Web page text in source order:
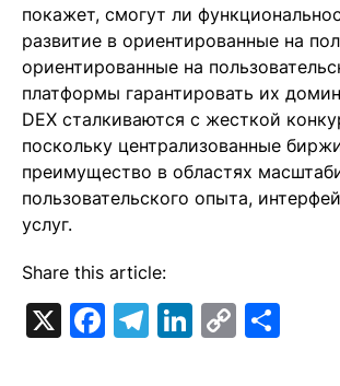
покажет, смогут ли
развитие в ориентированные на
ориентированные на
платформы гарантировать их
DEX сталкиваются с жесткой
поскольку централизованные
преимущество в областях
пользовательского опыта,
услуг.
Share this article:
X Facebook
Telegram
LinkedIn
Copy